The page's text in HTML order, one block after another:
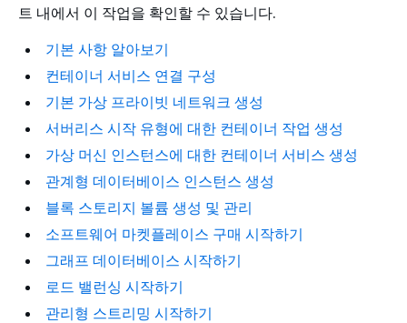
트 내에서 이 작업을 확인할 수 있습니다.
기본 사항 알아보기
컨테이너 서비스 연결 구성
기본 가상 프라이빗 네트워크 생성
서버리스 시작 유형에 대한 컨테이너 작업 생성
가상 머신 인스턴스에 대한 컨테이너 서비스 생성
관계형 데이터베이스 인스턴스 생성
블록 스토리지 볼륨 생성 및 관리
소프트웨어 마켓플레이스 구매 시작하기
그래프 데이터베이스 시작하기
로드 밸런싱 시작하기
관리형 스트리밍 시작하기